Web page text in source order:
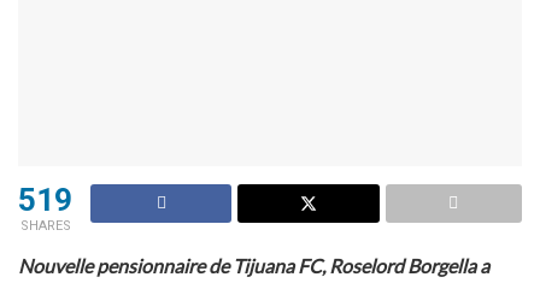
519
SHARES
Nouvelle pensionnaire de Tijuana FC, Roselord Borgella a